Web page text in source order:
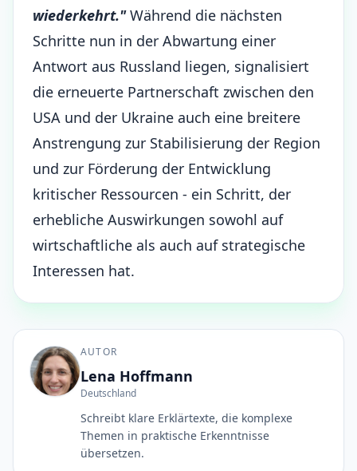
wiederkehrt."Während die nächsten
Schritte nun in der Abwartung einer
Antwort aus Russland liegen, signalisiert
die erneuerte Partnerschaft zwischen den
USA und der Ukraine auch eine breitere
Anstrengung zur Stabilisierung der Region
und zur Förderung der Entwicklung
kritischer Ressourcen - ein Schritt, der
erhebliche Auswirkungen sowohl auf
wirtschaftliche als auch auf strategische
Interessen hat.
AUTOR
Lena Hoffmann
Deutschland
Schreibt klare Erklärtexte, die komplexe
Themen in praktische Erkenntnisse
übersetzen.